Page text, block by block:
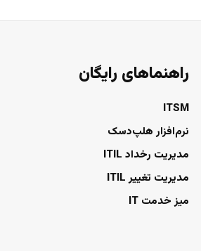
راهنماهای رایگان
ITSM
نرم‌افزار هلپ‌دسک
مدیریت رخداد ITIL
مدیریت تغییر ITIL
میز خدمت IT